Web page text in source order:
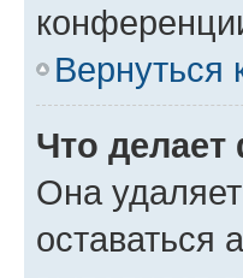
Вернуться
Что
Она
оставаться